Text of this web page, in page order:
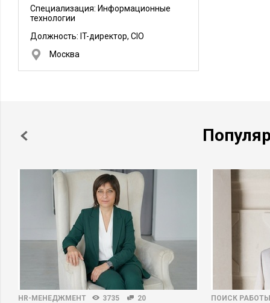
Специализация: Информационные
технологии
Должность: IT-директор, CIO
Москва
HR-МЕНЕДЖМЕНТ 3735 20 ПОИСК РАБОТЫ